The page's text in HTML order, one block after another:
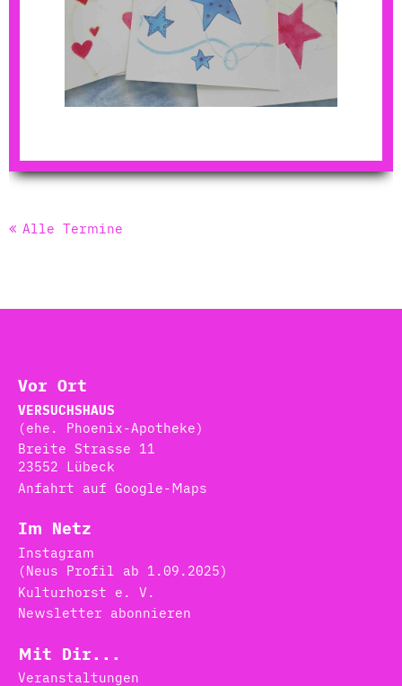
Alle Termine
Vor Ort
VERSUCHSHAUS
(ehe. Phoenix-Apotheke)
Breite Strasse 11
23552 Lübeck
Anfahrt auf Google-Maps
Im Netz
Instagram
(Neus Profil ab 1.09.2025)
Kulturhorst e. V.
Newsletter abonnieren
Mit Dir...
Veranstaltungen